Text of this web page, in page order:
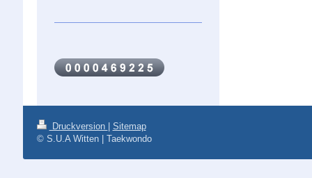
Druckversion
Sitemap
© S.U.A Witten | Taekwondo